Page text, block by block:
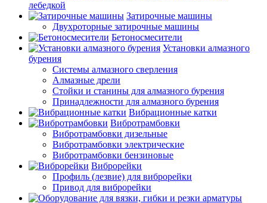
лебедкой
Затирочные машины
Двухроторные затирочные машины
Бетоносмесители
Установки алмазного
бурения
Системы алмазного сверления
Алмазные дрели
Стойки и станины для алмазного бурения
Принадлежности для алмазного бурения
Вибрационные катки
Вибротрамбовки
Вибротрамбовки дизельные
Вибротрамбовки электрические
Вибротрамбовки бензиновые
Виброрейки
Профиль (лезвие) для виброрейки
Привод для виброрейки